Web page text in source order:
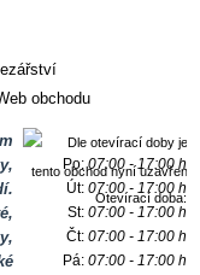
obchodu
Otevírací doba:
Po:07:00 - 17:00 h
Út:07:00 - 17:00 h
St:07:00 - 17:00 h
Čt:07:00 - 17:00 h
Pá:07:00 - 17:00 h